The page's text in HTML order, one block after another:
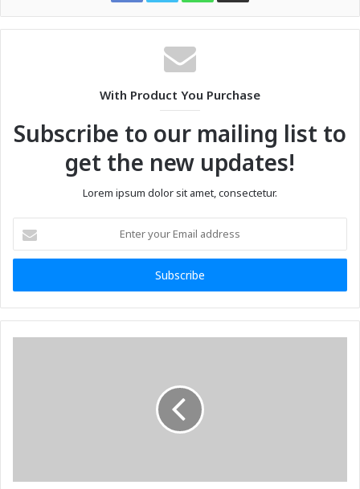
With Product You Purchase
Subscribe to our mailing list to
get the new updates!
Lorem ipsum dolor sit amet, consectetur.
your
Email